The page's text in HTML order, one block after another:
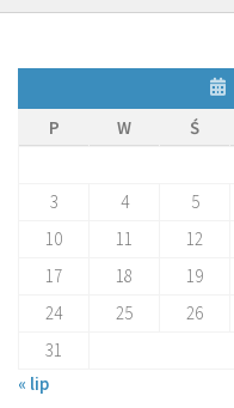
P
W Ś
3
4 5
10
11 12
17
18 19
24
25 26
31
« lip